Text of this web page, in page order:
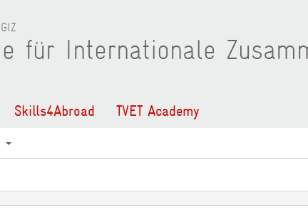
für Internationale
Skills4Abroad
TVET Academy